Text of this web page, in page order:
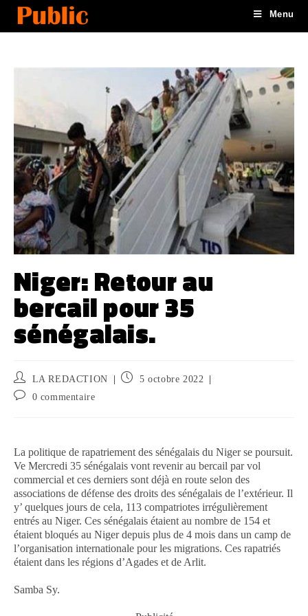
Menu
Niger: Retour au
bercail pour 35
sénégalais.
LA REDACTION
5 octobre 2022
0 commentaire
La politique de rapatriement des sénégalais du Niger se poursuit.
Ve Mercredi 35 sénégalais vont revenir au bercail par vol
commercial et ces derniers sont déjà en route selon des
associations de défense des droits des sénégalais de l’extérieur. Il
y’ quelques jours de cela, 113 compatriotes irrégulièrement
entrés au Niger. Ces sénégalais étaient au nombre de 154 et
étaient bloqués au Niger depuis plus de 4 mois dans un camp de
l’organisation internationale pour les migrations. Ces rapatriés
étaient dans les régions d’Agades et de Arlit.
Samba Sy.